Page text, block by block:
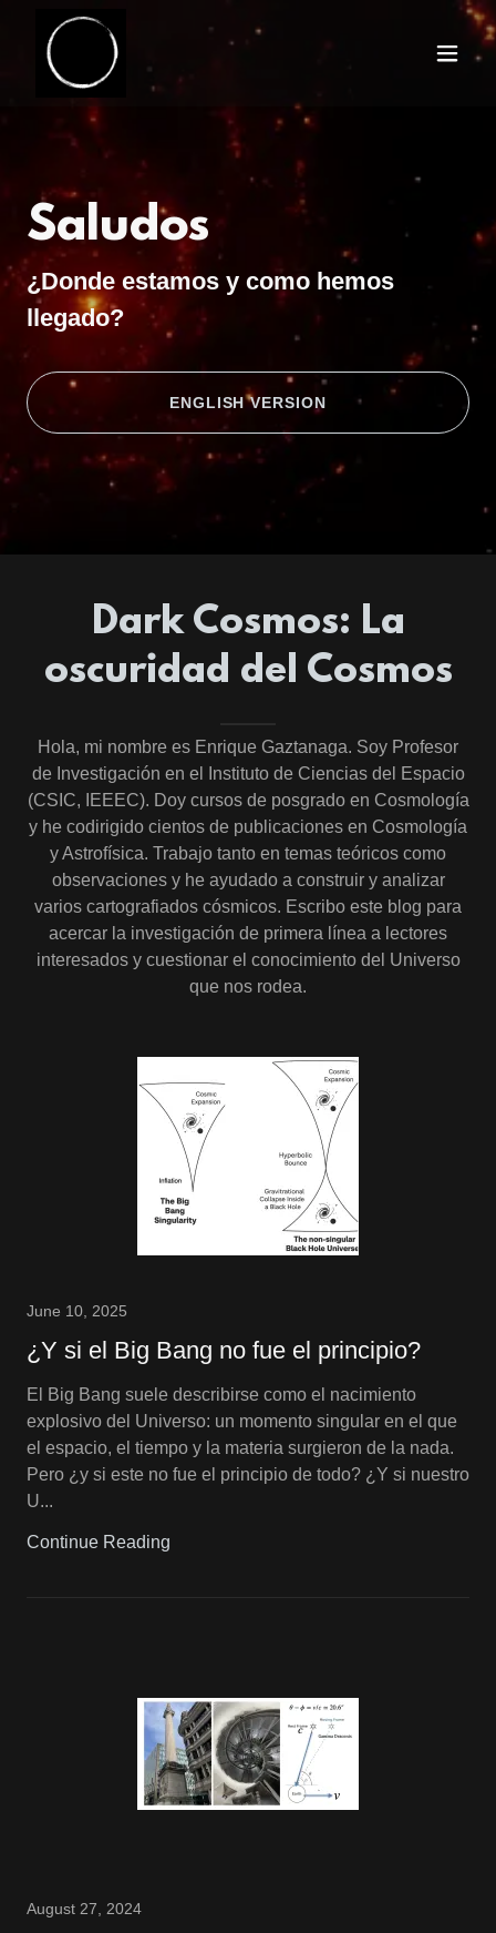
Saludos
¿Donde estamos y como hemos
llegado?
ENGLISH VERSION
Dark Cosmos: La
oscuridad del Cosmos
Hola, mi nombre es Enrique Gaztanaga. Soy Profesor
de Investigación en el Instituto de Ciencias del Espacio
(CSIC, IEEEC). Doy cursos de posgrado en Cosmología
y he codirigido cientos de publicaciones en Cosmología
y Astrofísica. Trabajo tanto en temas teóricos como
observaciones y he ayudado a construir y analizar
varios cartografiados cósmicos. Escribo este blog para
acercar la investigación de primera línea a lectores
interesados ​​y cuestionar el conocimiento del Universo
que nos rodea.
June 10, 2025
¿Y si el Big Bang no fue el principio?
El Big Bang suele describirse como el nacimiento
explosivo del Universo: un momento singular en el que
el espacio, el tiempo y la materia surgieron de la nada.
Pero ¿y si este no fue el principio de todo? ¿Y si nuestro
U...
Continue Reading
August 27, 2024